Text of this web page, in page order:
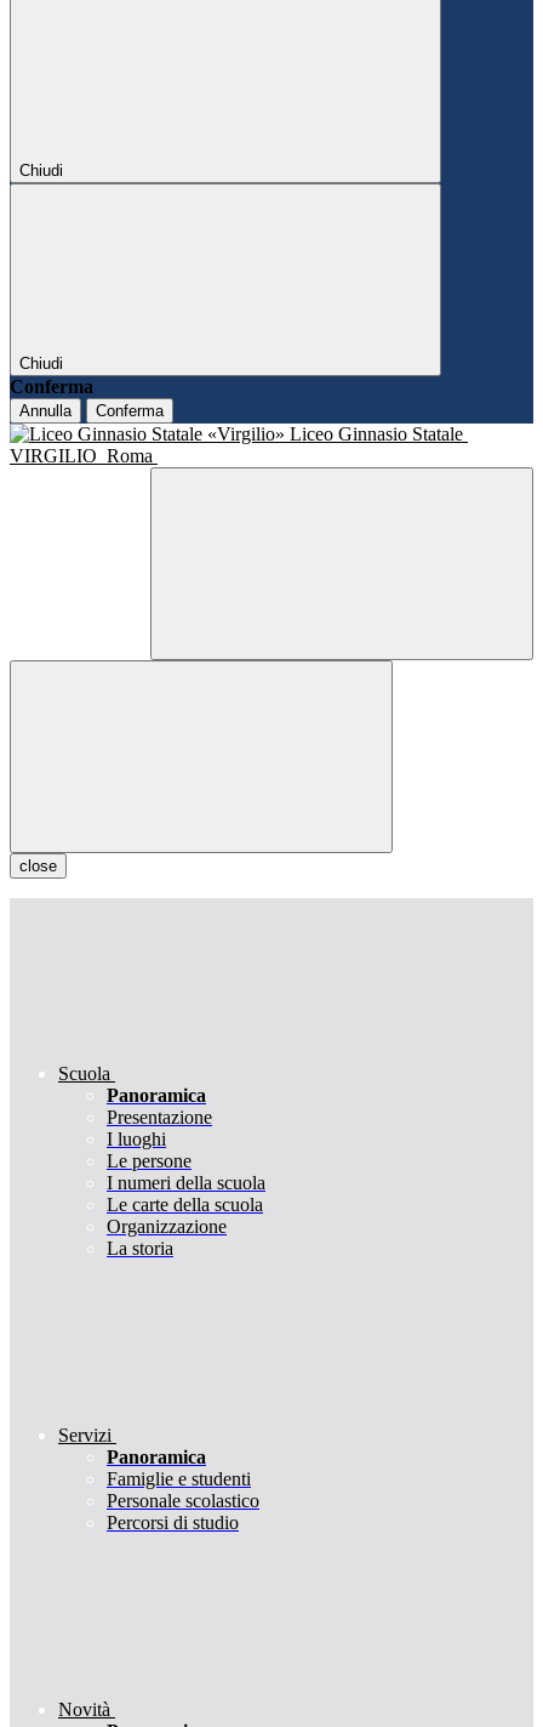
Chiudi
Chiudi
Conferma
Annulla Conferma
Liceo Ginnasio Statale
VIRGILIO Roma
close
Scuola
Panoramica
Presentazione
I luoghi
Le persone
I numeri della scuola
Le carte della scuola
Organizzazione
La storia
Servizi
Panoramica
Famiglie e studenti
Personale scolastico
Percorsi di studio
Novità